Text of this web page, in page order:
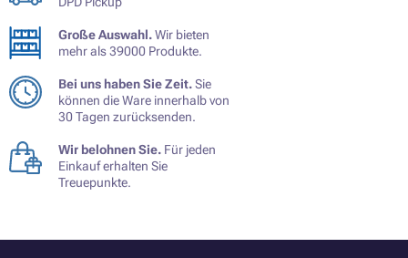
Große Auswahl.Wir bieten
mehr als 39000 Produkte.
Bei uns haben Sie Zeit.Sie
können die Ware innerhalb von
30 Tagen zurücksenden.
Wir belohnen Sie. Für jeden
Einkauf erhalten Sie
Treuepunkte.